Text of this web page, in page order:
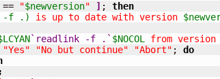
== "$newversion" ] ; then
-f .) is up to date with version
`readlink -f .` $NOCOL from
"Yes" "No but continue" "Abort" ; do